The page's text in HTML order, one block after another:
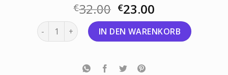
€32.00 €23.00
haba stoffpuppe MengeIN DEN WARENKORB